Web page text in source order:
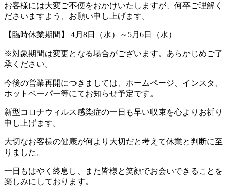
お客様には大変ご不便をおかけいたしますが、何卒ご理解く
ださいますよう、お願い申し上げます。
【臨時休業期間】 4月8日（水）～5月6日（水）
※対象期間は変更となる場合がございます。あらかじめご了
承ください。
今後の営業再開につきましては、ホームページ、インスタ、
ホットペーパー等にてお知らせ予定です。
新型コロナウィルス感染症の一日も早い収束を心よりお祈り
申し上げます。
大切なお客様の健康が何より大切だと考えて休業と判断に至
りました。
一日もはやく終息し、また皆様と笑顔でお会いできることを
楽しみにしております。